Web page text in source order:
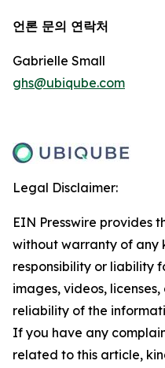
언론 문의 연락처
Gabrielle Small
ghs@ubiqube.com
Legal Disclaimer:
EIN Presswire provides
without warranty of any
responsibility or liability
images, videos,
reliability of the
If you have any
related to this article,